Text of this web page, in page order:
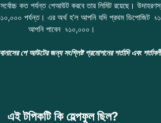
কত পর্যন্ত পেআউট করবে তার লিমিট রয়েছে।
পর্যন্ত। এর অর্থ হ’ল আপনি যদি প্রথম ডিপোজিট
আপনি পাবেন ৳১০,০০০।
পে আউটের জন্যসংশ্লিষ্টপ্রমোশনের শর্তাদি এবং
এই টপিকটি কি হেল্পফুল ছিল?